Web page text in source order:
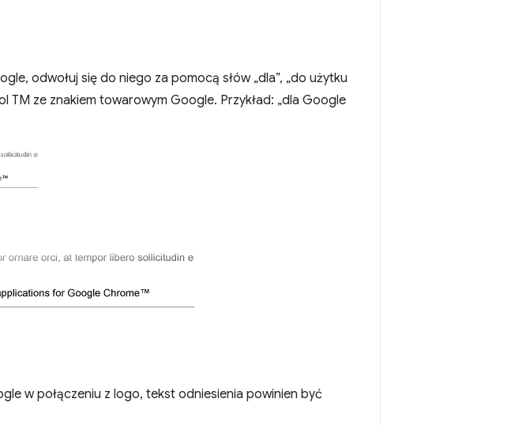
odwołuj się do niego za pomocą słów „dla”, „do użytku
TM ze znakiem towarowym Google. Przykład: „dla Google
w połączeniu z logo, tekst odniesienia powinien być